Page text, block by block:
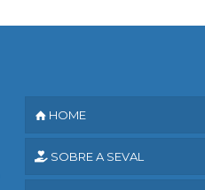
HOME
SOBRE A SEVAL